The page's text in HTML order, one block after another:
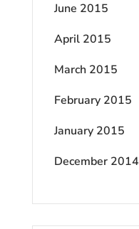
June 2015
April 2015
March 2015
February 2015
January 2015
December 2014